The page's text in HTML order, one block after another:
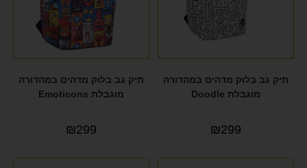
תיק גב בלוק מדהים במהדורה
מוגבלת Doodle
₪299
תיק גב בלוק מדהים במהדורה
מוגבלת Emoticons
₪299